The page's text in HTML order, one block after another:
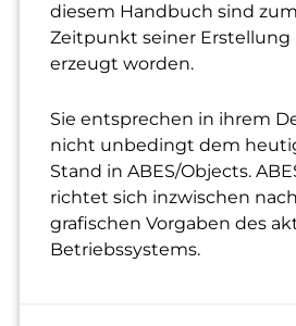
diesem Handbuch sind zum
Zeitpunkt seiner Erstellung
erzeugt worden.
Sie entsprechen in ihrem
nicht unbedingt dem
Stand in ABES/Objects.
richtet sich inzwischen
grafischen Vorgaben des
Betriebssystems.